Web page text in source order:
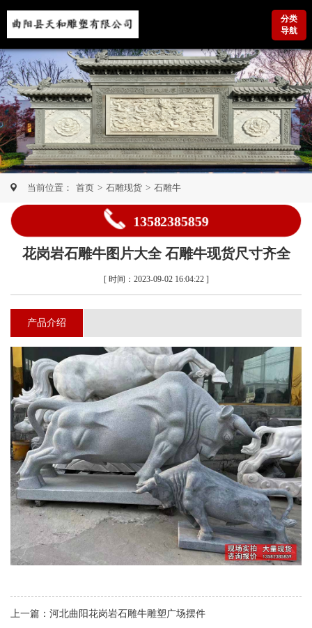
分类
导航
当前位置： 首页 > 石雕现货 > 石雕牛
13582385859
花岗岩石雕牛图片大全 石雕牛现货尺寸齐全
[ 时间：2023-09-02 16:04:22 ]
产品介绍
上一篇： 河北曲阳花岗岩石雕牛雕塑广场摆件